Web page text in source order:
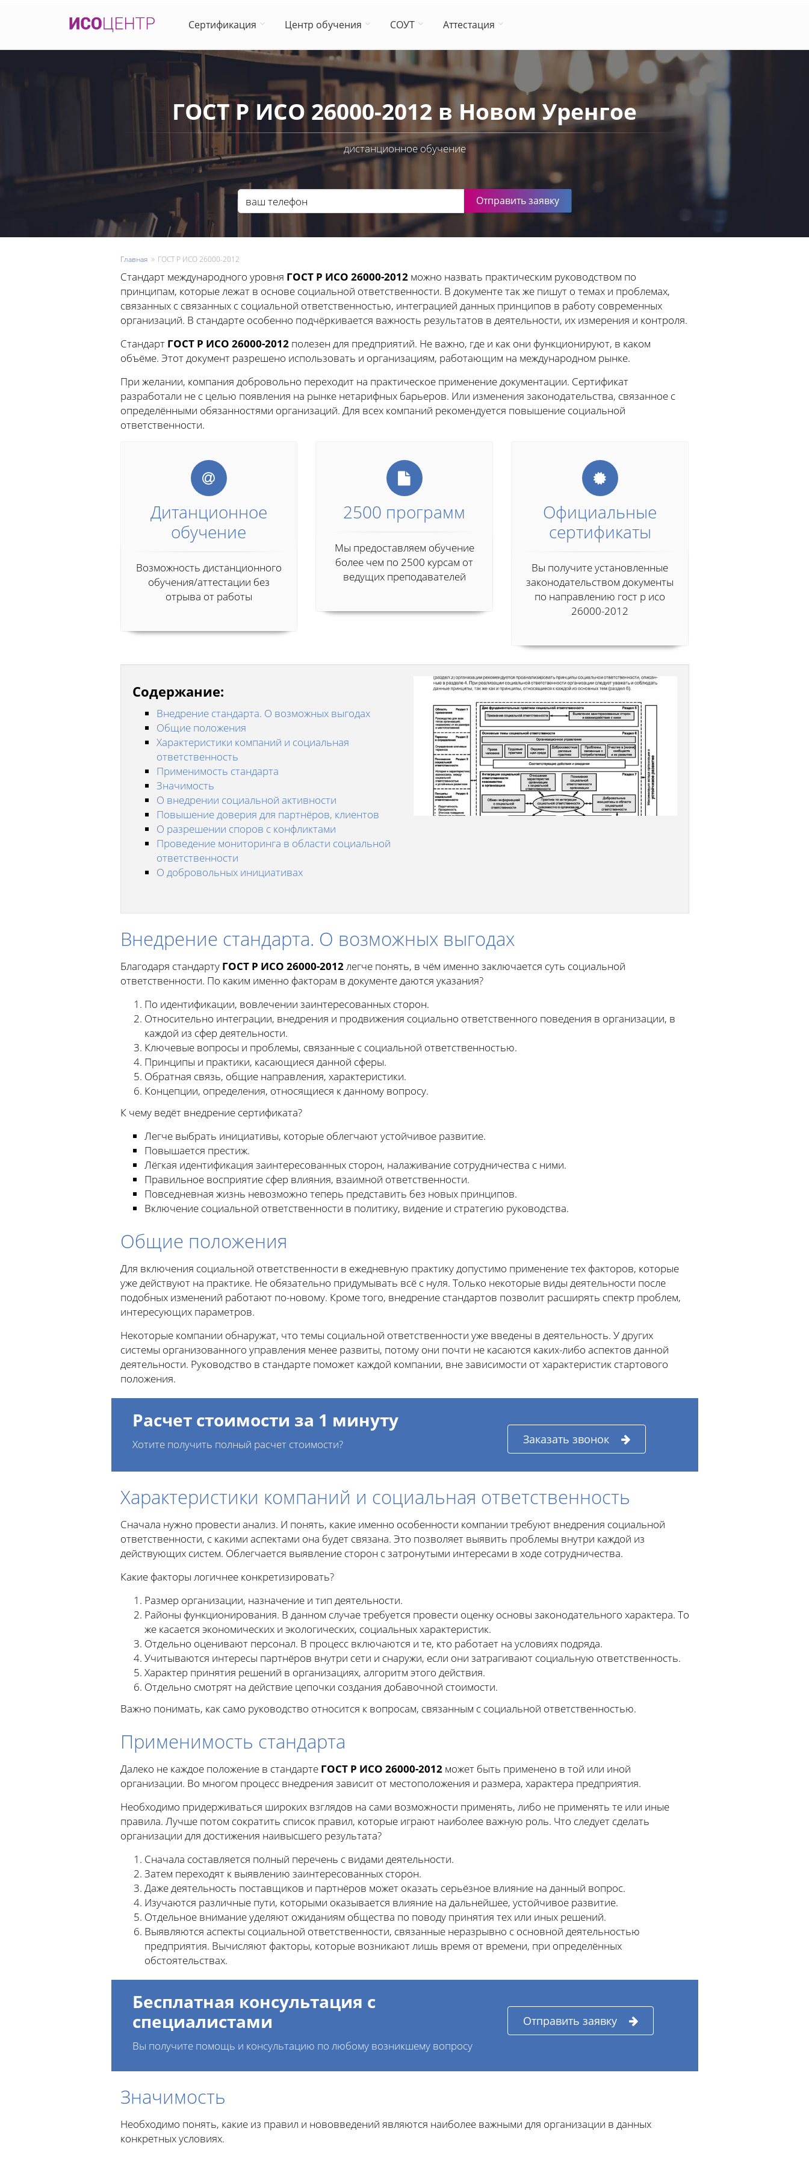
Сертификация Центр обучения СОУТ Аттестация
ГОСТ Р ИСО 26000-2012 в Новом Уренгое
дистанционное обучение
Отправить заявку
Главная ГОСТ Р ИСО 26000-2012
Стандарт международного уровня ГОСТ Р ИСО 26000-2012можно назвать практическим руководством по
принципам, которые лежат в основе социальной ответственности. В документе так же пишут о темах и проблемах,
связанных с связанных с социальной ответственностью, интеграцией данных принципов в работу современных
организаций. В стандарте особенно подчёркивается важность результатов в деятельности, их измерения и контроля.
СтандартГОСТ Р ИСО 26000-2012полезен для предприятий. Не важно, где и как они функционируют, в каком
объёме. Этот документ разрешено использовать и организациям, работающим на международном рынке.
При желании, компания добровольно переходит на практическое применение документации. Сертификат
разработали не с целью появления на рынке нетарифных барьеров. Или изменения законодательства, связанное с
определёнными обязанностями организаций. Для всех компаний рекомендуется повышение социальной
ответственности.
Дитанционное
обучение
Возможность дистанционного
обучения/аттестации без
отрыва от работы
2500 программ
Мы предоставляем обучение
более чем по 2500 курсам от
ведущих преподавателей
Официальные
сертификаты
Вы получите установленные
законодательством документы
по направлению гост р исо
26000-2012
Содержание:
Внедрение стандарта. О возможных выгодах
Общие положения
Характеристики компаний и социальная
ответственность
Применимость стандарта
Значимость
О внедрении социальной активности
Повышение доверия для партнёров, клиентов
О разрешении споров с конфликтами
Проведение мониторинга в области социальной
ответственности
О добровольных инициативах
Внедрение стандарта. О возможных выгодах
Благодаря стандарту ГОСТ Р ИСО 26000-2012легче понять, в чём именно заключается суть социальной
ответственности. По каким именно факторам в документе даются указания?
По идентификации, вовлечении заинтересованных сторон.
Относительно интеграции, внедрения и продвижения социально ответственного поведения в организации, в
каждой из сфер деятельности.
Ключевые вопросы и проблемы, связанные с социальной ответственностью.
Принципы и практики, касающиеся данной сферы.
Обратная связь, общие направления, характеристики.
Концепции, определения, относящиеся к данному вопросу.
К чему ведёт внедрение сертификата?
Легче выбрать инициативы, которые облегчают устойчивое развитие.
Повышается престиж.
Лёгкая идентификация заинтересованных сторон, налаживание сотрудничества с ними.
Правильное восприятие сфер влияния, взаимной ответственности.
Повседневная жизнь невозможно теперь представить без новых принципов.
Включение социальной ответственности в политику, видение и стратегию руководства.
Общие положения
Для включения социальной ответственности в ежедневную практику допустимо применение тех факторов, которые
уже действуют на практике. Не обязательно придумывать всё с нуля. Только некоторые виды деятельности после
подобных изменений работают по-новому. Кроме того, внедрение стандартов позволит расширять спектр проблем,
интересующих параметров.
Некоторые компании обнаружат, что темы социальной ответственности уже введены в деятельность. У других
системы организованного управления менее развиты, потому они почти не касаются каких-либо аспектов данной
деятельности. Руководство в стандарте поможет каждой компании, вне зависимости от характеристик стартового
положения.
Расчет стоимости за 1 минуту
Хотите получить полный расчет стоимости? Заказать звонок
Характеристики компаний и социальная ответственность
Сначала нужно провести анализ. И понять, какие именно особенности компании требуют внедрения социальной
ответственности, с какими аспектами она будет связана. Это позволяет выявить проблемы внутри каждой из
действующих систем. Облегчается выявление сторон с затронутыми интересами в ходе сотрудничества.
Какие факторы логичнее конкретизировать?
Размер организации, назначение и тип деятельности.
Районы функционирования. В данном случае требуется провести оценку основы законодательного характера. То
же касается экономических и экологических, социальных характеристик.
Отдельно оценивают персонал. В процесс включаются и те, кто работает на условиях подряда.
Учитываются интересы партнёров внутри сети и снаружи, если они затрагивают социальную ответственность.
Характер принятия решений в организациях, алгоритм этого действия.
Отдельно смотрят на действие цепочки создания добавочной стоимости.
Важно понимать, как само руководство относится к вопросам, связанным с социальной ответственностью.
Применимость стандарта
Далеко не каждое положение в стандартеГОСТ Р ИСО 26000-2012может быть применено в той или иной
организации. Во многом процесс внедрения зависит от местоположения и размера, характера предприятия.
Необходимо придерживаться широких взглядов на сами возможности применять, либо не применять те или иные
правила. Лучше потом сократить список правил, которые играют наиболее важную роль. Что следует сделать
организации для достижения наивысшего результата?
Сначала составляется полный перечень с видами деятельности.
Затем переходят к выявлению заинтересованных сторон.
Даже деятельность поставщиков и партнёров может оказать серьёзное влияние на данный вопрос.
Изучаются различные пути, которыми оказывается влияние на дальнейшее, устойчивое развитие.
Отдельное внимание уделяют ожиданиям общества по поводу принятия тех или иных решений.
Выявляются аспекты социальной ответственности, связанные неразрывно с основной деятельностью
предприятия. Вычисляют факторы, которые возникают лишь время от времени, при определённых
обстоятельствах.
Бесплатная консультация с
специалистами
Вы получите помощь и консультацию по любому возникшему вопросу
Отправить заявку
Значимость
Необходимо понять, какие из правил и нововведений являются наиболее важными для организации в данных
конкретных условиях.